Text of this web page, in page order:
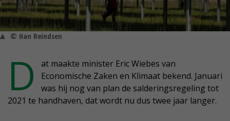
© Han Reindsen
D
at maakte minister Eric Wiebes van
Economische Zaken en Klimaat bekend. Januari
was hij nog van plan de salderingsregeling tot
2021 te handhaven, dat wordt nu dus twee jaar langer.